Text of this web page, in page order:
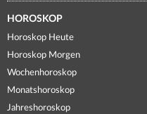
HOROSKOP
Horoskop Heute
Horoskop Morgen
Wochenhoroskop
Monatshoroskop
Jahreshoroskop